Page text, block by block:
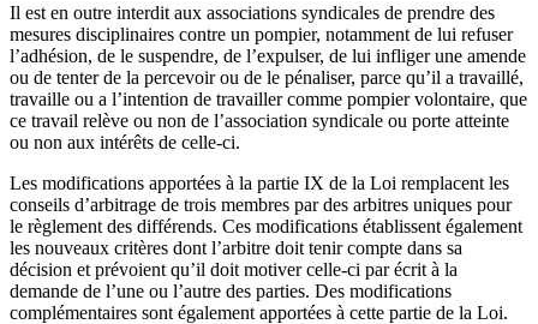
Il est en outre interdit aux associations syndicales de prendre des
mesures disciplinaires contre un pompier, notamment de lui refuser
l’adhésion, de le suspendre, de l’expulser, de lui infliger une amende
ou de tenter de la percevoir ou de le pénaliser, parce qu’il a travaillé,
travaille ou a l’intention de travailler comme pompier volontaire, que
ce travail relève ou non de l’association syndicale ou porte atteinte
ou non aux intérêts de celle-ci.
Les modifications apportées à la partie IX de la Loi remplacent les
conseils d’arbitrage de trois membres par des arbitres uniques pour
le règlement des différends. Ces modifications établissent également
les nouveaux critères dont l’arbitre doit tenir compte dans sa
décision et prévoient qu’il doit motiver celle-ci par écrit à la
demande de l’une ou l’autre des parties. Des modifications
complémentaires sont également apportées à cette partie de la Loi.